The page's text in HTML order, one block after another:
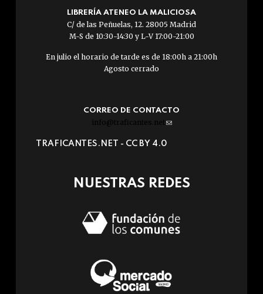
LIBRERÍA ATENEO LA MALICIOSA
C/ de las Peñuelas, 12. 28005 Madrid
M-S de 10:30-14:30 y L-V 17:00-21:00
En julio el horario de tarde es de 18:00h a 21:00h
Agosto cerrado
CORREO DE CONTACTO
info@traficantes.net (link
e-
TRAFICANTES.NET - CC BY 4.0
NUESTRAS REDES